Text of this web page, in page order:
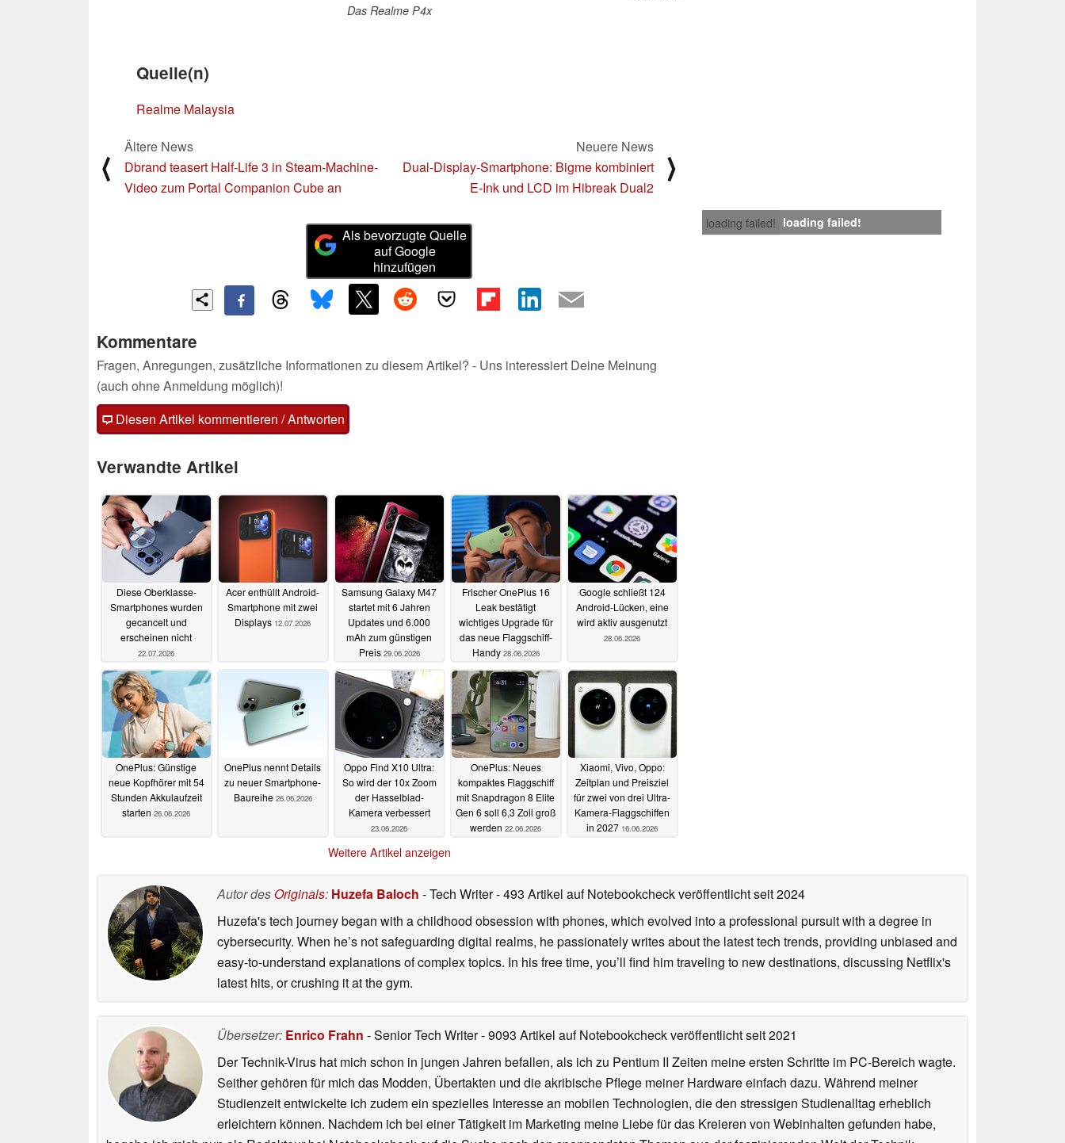
Das Realme P4x
Quelle(n)
Realme Malaysia
⟨
Ältere News
Dbrand teasert Half-Life 3 in Steam-Machine-
Video zum Portal Companion Cube an
Neuere News
Dual-Display-Smartphone: Bigme kombiniert
E‑Ink und LCD im Hibreak Dual2
⟩
loading failed! loading failed!
Als bevorzugte Quelle
auf Google
hinzufügen
Kommentare
Fragen, Anregungen, zusätzliche Informationen zu diesem Artikel? - Uns interessiert Deine Meinung
(auch ohne Anmeldung möglich)!
Diesen Artikel kommentieren / Antworten
Verwandte Artikel
Diese Oberklasse-
Smartphones wurden
gecancelt und
erscheinen nicht
22.07.2026
Acer enthüllt Android-
Smartphone mit zwei
Displays 12.07.2026
Samsung Galaxy M47
startet mit 6 Jahren
Updates und 6.000
mAh zum günstigen
Preis 29.06.2026
Frischer OnePlus 16
Leak bestätigt
wichtiges Upgrade für
das neue Flaggschiff-
Handy 28.06.2026
Google schließt 124
Android-Lücken, eine
wird aktiv ausgenutzt
28.06.2026
OnePlus: Günstige
neue Kopfhörer mit 54
Stunden Akkulaufzeit
starten 26.06.2026
OnePlus nennt Details
zu neuer Smartphone-
Baureihe 26.06.2026
Oppo Find X10 Ultra:
So wird der 10x Zoom
der Hasselblad-
Kamera verbessert
23.06.2026
OnePlus: Neues
kompaktes Flaggschiff
mit Snapdragon 8 Elite
Gen 6 soll 6,3 Zoll groß
werden 22.06.2026
Xiaomi, Vivo, Oppo:
Zeitplan und Preisziel
für zwei von drei Ultra-
Kamera-Flaggschiffen
in 2027 16.06.2026
Weitere Artikel anzeigen
Autor des Originals: Huzefa Baloch - Tech Writer- 493 Artikel auf Notebookcheck veröffentlichtseit 2024
Huzefa's tech journey began with a childhood obsession with phones, which evolved into a professional pursuit with a degree in
cybersecurity. When he’s not safeguarding digital realms, he passionately writes about the latest tech trends, providing unbiased and
easy-to-understand explanations of complex topics. In his free time, you’ll find him traveling to new destinations, discussing Netflix's
latest hits, or crushing it at the gym.
Übersetzer: Enrico Frahn - Senior Tech Writer- 9093 Artikel auf Notebookcheck veröffentlichtseit 2021
Der Technik-Virus hat mich schon in jungen Jahren befallen, als ich zu Pentium II Zeiten meine ersten Schritte im PC-Bereich wagte.
Seither gehören für mich das Modden, Übertakten und die akribische Pflege meiner Hardware einfach dazu. Während meiner
Studienzeit entwickelte ich zudem ein spezielles Interesse an mobilen Technologien, die den stressigen Studienalltag erheblich
erleichtern können. Nachdem ich bei einer Tätigkeit im Marketing meine Liebe für das Kreieren von Webinhalten gefunden habe,